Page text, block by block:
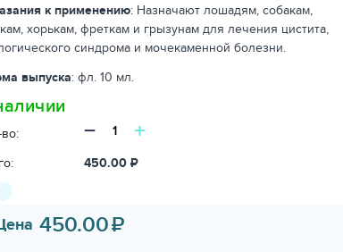
к применению: Назначают лошадям, собакам,
хорькам, фреткам и грызунам для лечения цистита,
синдрома и мочекаменной болезни.
выпуска: фл. 10 мл.
− +
450.00 ₽
450.00₽